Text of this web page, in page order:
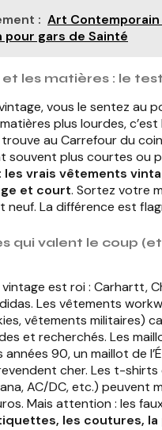
: Art Contemporain
pour gars de Sainté
et les matières : le
vous le sentez au
plus lourdes,
trouve au Carrefour du
souvent plus courtes ou
les vrais vêtements
et court. Sortez votre
neuf. La différence est
qui valent le coup
est roi : Carhartt,
Les vêtements
vêtements militaires)
et recherchés. Les
années 90, un maillot de
cher. Les t-shirts
AC/DC, etc.) peuvent
Mais attention : les
les coutures, la